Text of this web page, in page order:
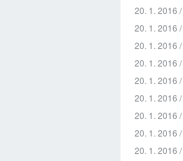
20. 1. 2016 /
20. 1. 2016 /
20. 1. 2016 /
20. 1. 2016 /
20. 1. 2016 /
20. 1. 2016 /
20. 1. 2016 /
20. 1. 2016 /
20. 1. 2016 /